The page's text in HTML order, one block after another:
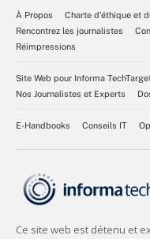
À Propos
Charte d’éthique et
Rencontrez les journalistes
Réimpressions
Site Web pour Informa
Nos Journalistes et Experts
E-Handbooks Conseils IT